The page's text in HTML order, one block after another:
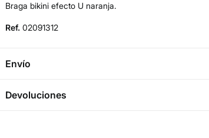
Braga bikini efecto U naranja.
Ref. 02091312
Envío
Envío a tienda
Devoluciones